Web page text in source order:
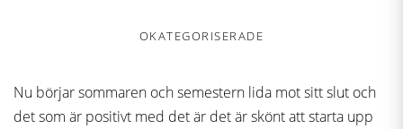
OKATEGORISERADE
Nu börjar sommaren och semestern lida mot sitt slut och
det som är positivt med det är det är skönt att starta upp